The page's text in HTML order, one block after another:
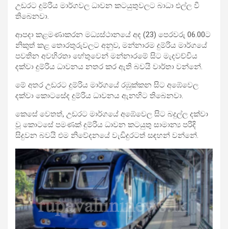
උඩරට දුම්රිය මාර්ගවල ධාවන කටයුතුවලට බාධා එල්ල වී
තිබෙනවා.
ආපදා කළමණාකරන මධ්‍යස්ථානයේ අද (23) පෙරවරු 06.00ට
නිකුත් කළ තොරතුරුවලට අනුව, මන්නාරම දුම්රිය මාර්ගයේ
පවතින අවහිරතා හේතුවෙන් මන්නාරමේ සිට මැදවච්චිය
දක්වා දුම්රිය ධාවනය නතර කර ඇති බවයි වාර්තා වන්නේ.
මේ අතර උඩරට දුම්රිය මාර්ගයේ රඹුක්කන සිට අඹේවෙල
දක්වා කොටසේද දුම්රිය ධාවනය ඇනහිට තිබෙනවා.
කෙසේ වෙතත්, උඩරට මාර්ගයේ අඹේවෙල සිට බදුල්ල දක්වා
වූ කොටසේ පමණක් දුම්රිය ධාවන කටයුතු සාමාන්‍ය පරිදි
සිදුවන බවයි එම නිවේදනයේ වැඩිදුරටත් සඳහන් වන්නේ.